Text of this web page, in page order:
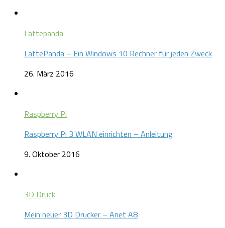
Lattepanda
LattePanda – Ein Windows 10 Rechner für jeden Zweck
26. März 2016
Raspberry Pi
Raspberry Pi 3 WLAN einrichten – Anleitung
9. Oktober 2016
3D Druck
Mein neuer 3D Drucker – Anet A8